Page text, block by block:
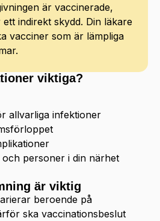
är vaccinerade,
indirekt skydd. Din läkare
vacciner som är lämpliga
viktiga?
allvarliga infektioner
och personer i din närhet
är viktig
beroende på
ska vaccinationsbeslut